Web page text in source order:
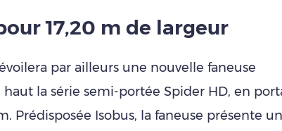
17,20 m de largeur
par ailleurs une nouvelle faneuse
la série semi-portée Spider HD, en
Prédisposée Isobus, la faneuse présente un